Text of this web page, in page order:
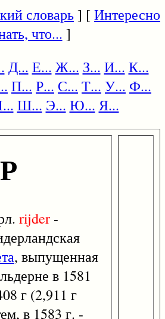
словарь] [Интересно
что... ]
Д... Е... Ж... З... И... К...
П... Р... С... Т... У... Ф...
Ш... Э... Ю... Я...
rijder -
, выпущенная
в 1581
г (2,911 г
в 1583 г. -